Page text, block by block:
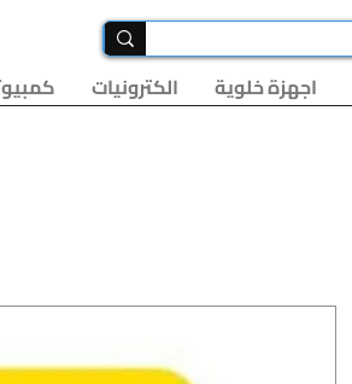
اجهزة خلوية الكترونيات